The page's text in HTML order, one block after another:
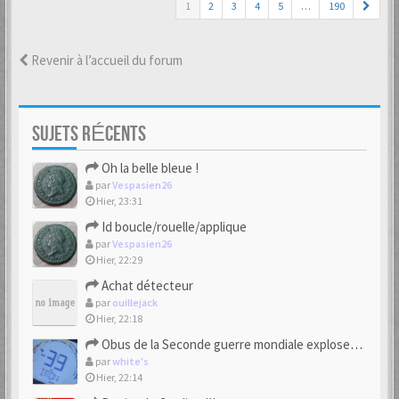
1 2 3 4 5 … 190
Revenir à l’accueil du forum
SUJETS RÉCENTS
Oh la belle bleue !
parVespasien26
Hier, 23:31
Id boucle/rouelle/applique
parVespasien26
Hier, 22:29
Achat détecteur
par ouillejack
Hier, 22:18
Obus de la Seconde guerre mondiale explosent dans des champs.
parwhite's
Hier, 22:14